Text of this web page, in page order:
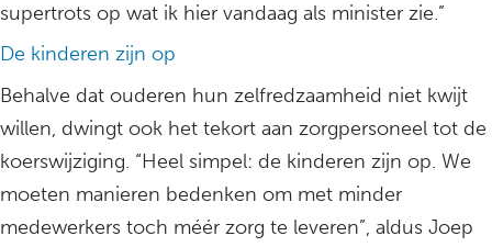
supertrots op wat ik hier vandaag als minister zie.”
De kinderen zijn op
Behalve dat ouderen hun zelfredzaamheid niet kwijt
willen, dwingt ook het tekort aan zorgpersoneel tot de
koerswijziging. “Heel simpel: de kinderen zijn op. We
moeten manieren bedenken om met minder
medewerkers toch méér zorg te leveren”, aldus Joep